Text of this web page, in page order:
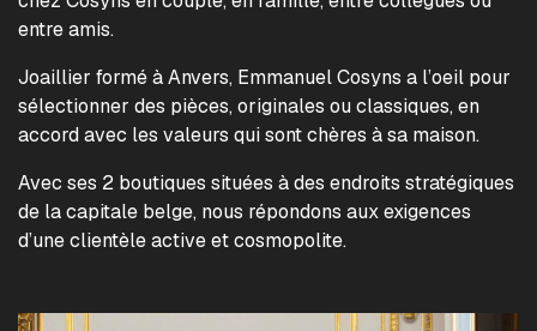
entre amis.
Joaillier formé à Anvers, Emmanuel Cosyns a l’oeil pour
sélectionner des pièces, originales ou classiques, en
accord avec les valeurs qui sont chères à sa maison.
Avec ses 2 boutiques situées à des endroits stratégiques
de la capitale belge, nous répondons aux exigences
d’une clientèle active et cosmopolite.